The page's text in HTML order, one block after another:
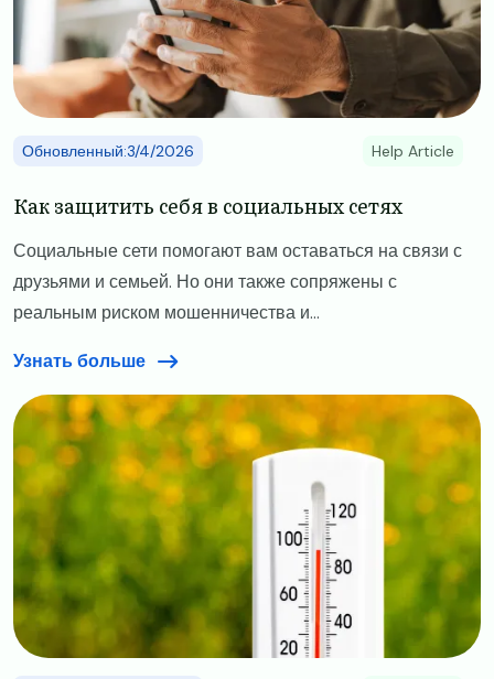
Обновленный:3/4/2026 Help Article
Как защитить себя в социальных сетях
Социальные сети помогают вам оставаться на связи с
друзьями и семьей. Но они также сопряжены с
реальным риском мошенничества и...
Узнать больше
Image